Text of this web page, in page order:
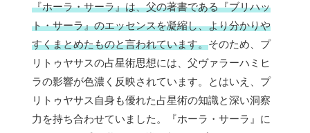
『ホーラ・サーラ』は、父の著書である『ブリハッ
ト・サーラ』のエッセンスを凝縮し、より分かりや
すくまとめたものと言われています。そのため、プ
リトゥヤサスの占星術思想には、父ヴァラーハミヒ
ラの影響が色濃く反映されています。とはいえ、プ
リトゥヤサス自身も優れた占星術の知識と深い洞察
力を持ち合わせていました。『ホーラ・サーラ』に